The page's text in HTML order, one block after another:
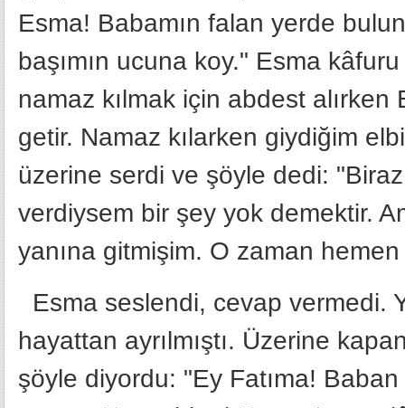
Esma! Babamın falan yerde
başımın ucuna koy." Esma
namaz kılmak için abdest
getir. Namaz kılarken giydiğim
üzerine serdi ve şöyle dedi:
verdiysem bir şey yok demektir.
yanına gitmişim. O zaman hemen
Esma seslendi, cevap vermedi.
hayattan ayrılmıştı. Üzerine
şöyle diyordu: "Ey Fatıma!